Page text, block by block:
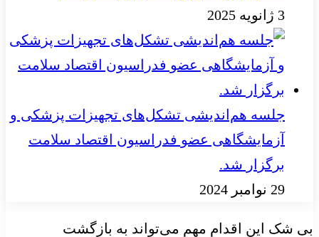
3 ژانویه 2025
جلسه هم‌اندیشی تشکل‌های تجهیزات پزشکی و
آزمایشگاهی عضو فدراسیون اقتصاد سلامت
برگزار شد.
29 نوامبر 2024
بی شک این اقدام مهم می‌تواند به بازگشت